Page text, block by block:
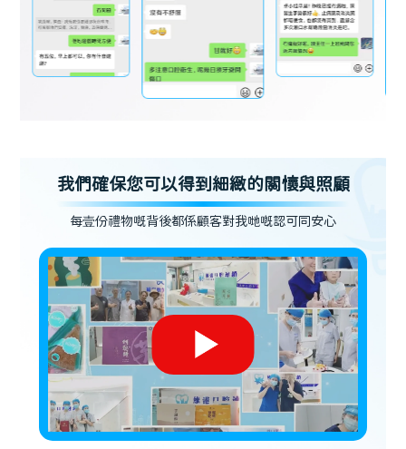
我們確保您可以得到細緻的關懷與照顧
每壹份禮物嘅背後都係顧客對我哋嘅認可同安心